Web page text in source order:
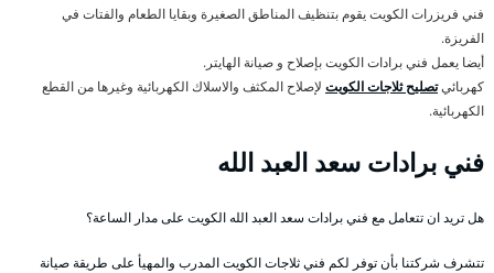
فني فريزرات الكويت يقوم بتنظيف المناطق الصغيرة وبقايا الطعام والفتات في
الفريزة.
أيضا يعمل فني برادات الكويت بإصلاح و صيانة الهايتر.
كهربائيتصليح ثلاجات الكويت لإصلاح المكثف والاسلاك الكهربائية وغيرها من القطع
الكهربائية.
فني برادات سعد العبد الله
هل تريد ان تتعامل مع فني برادات سعد العبد الله الكويت على مدار الساعة؟
تتشرف شركتنا بأن توفر لكم فني ثلاجات الكويت المدرب والمهيأ على طريقة صيانة